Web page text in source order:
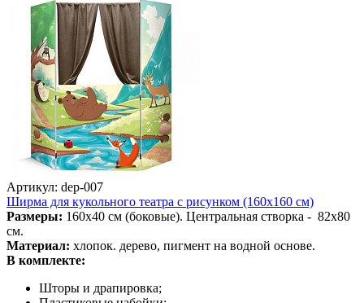
Артикул: dep-007
Ширма для кукольного театра с рисунком (160х160 см)
Размеры: 160х40 см (боковые). Центральная створка - 82х80
см.
Материал: хлопок. дерево, пигмент на водной основе.
В комплекте:
Шторы и драпировка;